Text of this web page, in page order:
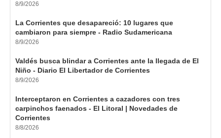
8/9/2026
La Corrientes que desapareció: 10 lugares que
cambiaron para siempre - Radio Sudamericana
8/9/2026
Valdés busca blindar a Corrientes ante la llegada de El
Niño - Diario El Libertador de Corrientes
8/9/2026
Interceptaron en Corrientes a cazadores con tres
carpinchos faenados - El Litoral | Novedades de
Corrientes
8/8/2026